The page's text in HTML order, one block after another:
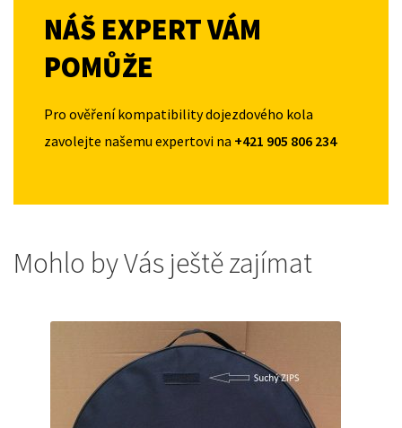
NÁŠ EXPERT VÁM
POMŮŽE
Pro ověření kompatibility dojezdového kola
zavolejte našemu expertovi na +421 905 806 234
Mohlo by Vás ještě zajímat